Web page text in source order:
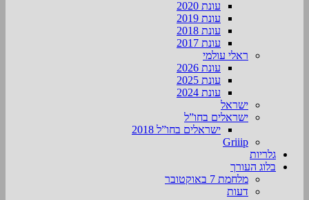
עונת 2020
עונת 2019
עונת 2018
עונת 2017
ראלי עולמי
עונת 2026
עונת 2025
עונת 2024
ישראל
ישראלים בחו”ל
ישראלים בחו”ל 2018
Griiip
גלריות
בלוג העורך
מלחמת 7 באוקטובר
דעות